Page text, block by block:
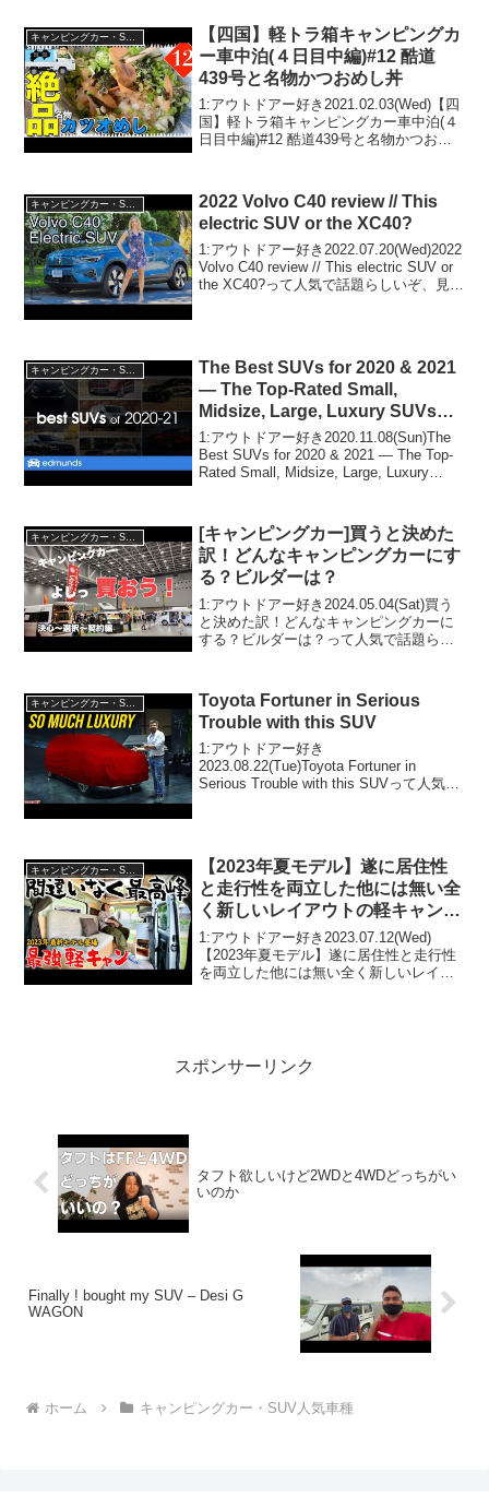
キャンピングカー・SUV人気車種
【四国】軽トラ箱キャンピングカ
ー車中泊(４日目中編)#12 酷道
439号と名物かつおめし丼
1:アウトドアー好き2021.02.03(Wed)【四
国】軽トラ箱キャンピングカー車中泊(４
日目中編)#12 酷道439号と名物かつおめ
2021.02.03(Wed)この動...
2022 Volvo C40 review // This
electric SUV or the XC40?
1:アウトドアー好き2022.07.20(Wed)2022
Volvo C40 review // This electric SUV or
the XC40?って人気で話題らしいぞ、見逃
キャンピングカー・SUV人気車種
The Best SUVs for 2020 & 2021
— The Top-Rated Small,
Midsize, Large, Luxury SUVs
and Crossovers
1:アウトドアー好き2020.11.08(Sun)The
Best SUVs for 2020 & 2021 — The Top-
Rated Small, Midsize, Large, Luxury
[キャンピングカー]買うと決めた
訳！どんなキャンピングカーにす
る？ビルダーは？
1:アウトドアー好き2024.05.04(Sat)買う
と決めた訳！どんなキャンピングカーに
する？ビルダーは？って人気で話題らし
す！3:アウトドアー好き2...
キャンピングカー・SUV人気車種
Toyota Fortuner in Serious
Trouble with this SUV
1:アウトドアー好き
2023.08.22(Tue)Toyota Fortuner in
Serious Trouble with this SUVって人気で
【2023年夏モデル】遂に居住性
と走行性を両立した他には無い全
く新しいレイアウトの軽キャンピ
ングカーvitaが登場！徹底紹介し
ます！
1:アウトドアー好き2023.07.12(Wed)
【2023年夏モデル】遂に居住性と走行性
を両立した他には無い全く新しいレイア
スポンサーリンク
タフト欲しいけど2WDと4WDどっちがい
いのか
Finally ! bought my SUV – Desi G
WAGON
ホーム キャンピングカー・SUV人気車種